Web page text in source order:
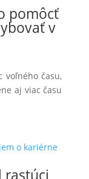
pomôcť
v
voľného času,
aj viac času
rastúci